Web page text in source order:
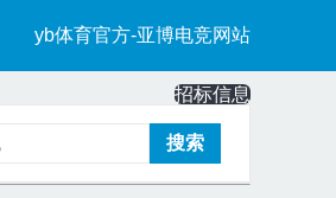
yb体育官方-亚博电竞网站
招标信息
中标信息